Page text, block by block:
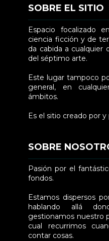
SOBRE EL SITIO
Espacio focalizado
ciencia ficción y de
da cabida a cualquier
del séptimo arte.
Este lugar tampoco
general, en
ámbitos.
Es el sitio creado por
SOBRE
Pasión por el
fondos.
Estamos dispersos
hablando allá
gestionamos nuestro
cual recurrimos
contar cosas.